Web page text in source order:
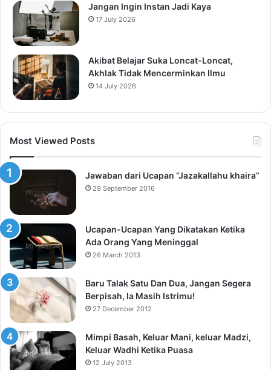
Jangan Ingin Instan Jadi Kaya
17 July 2026
Akibat Belajar Suka Loncat-Loncat,
Akhlak Tidak Mencerminkan Ilmu
14 July 2026
Most Viewed Posts
Jawaban dari Ucapan “Jazakallahu khaira”
29 September 2016
Ucapan-Ucapan Yang Dikatakan Ketika
Ada Orang Yang Meninggal
26 March 2013
Baru Talak Satu Dan Dua, Jangan Segera
Berpisah, Ia Masih Istrimu!
27 December 2012
Mimpi Basah, Keluar Mani, keluar Madzi,
Keluar Wadhi Ketika Puasa
12 July 2013